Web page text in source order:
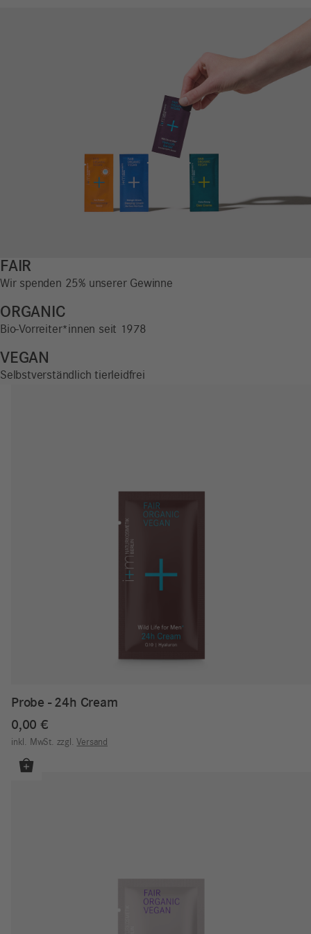
FAIR
Wir spenden 25% unserer Gewinne
ORGANIC
Bio-Vorreiter*innen seit 1978
VEGAN
Selbstverständlich tierleidfrei
Probe - 24h Cream
0,00 €
inkl. MwSt. zzgl. Versand